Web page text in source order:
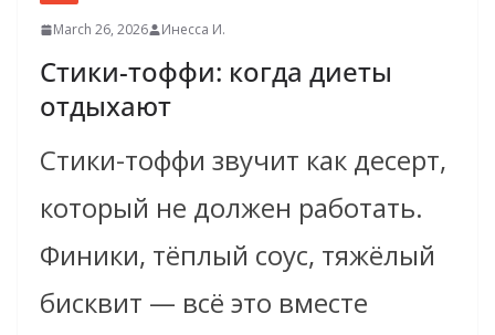
March 26, 2026 Инесса И.
Стики-тоффи: когда диеты
отдыхают
Стики-тоффи звучит как десерт,
который не должен работать.
Финики, тёплый соус, тяжёлый
бисквит — всё это вместе